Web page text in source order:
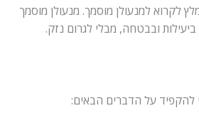
למנעולן מוסמך. מנעולן מוסמך
ובבטחה, מבלי לגרום נזק.
על הדברים הבאים: